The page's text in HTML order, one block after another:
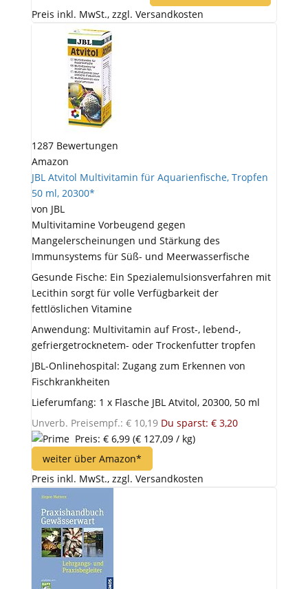
Preis inkl. MwSt., zzgl. Versandkosten
1287 Bewertungen
Amazon
JBL Atvitol Multivitamin für Aquarienfische, Tropfen
50 ml, 20300*
von JBL
Multivitamine Vorbeugend gegen
Mangelerscheinungen und Stärkung des
Immunsystems für Süß- und Meerwasserfische
Gesunde Fische: Ein Spezialemulsionsverfahren mit
Lecithin sorgt für volle Verfügbarkeit der
fettlöslichen Vitamine
Anwendung: Multivitamin auf Frost-, lebend-,
gefriergetrocknetem- oder Trockenfutter tropfen
JBL-Onlinehospital: Zugang zum Erkennen von
Fischkrankheiten
Lieferumfang: 1 x Flasche JBL Atvitol, 20300, 50 ml
Unverb. Preisempf.: € 10,19 Du sparst: € 3,20
Preis: € 6,99 (€ 127,09 / kg)
weiter über Amazon*
Preis inkl. MwSt., zzgl. Versandkosten